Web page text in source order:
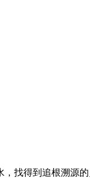
找得到追根溯源的